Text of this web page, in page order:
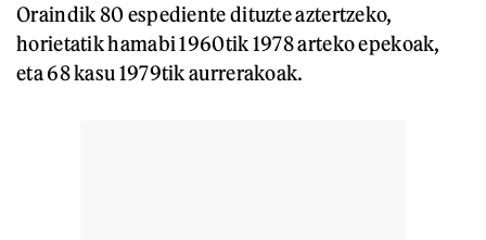
Oraindik 80 espediente dituzte aztertzeko,
horietatik hamabi 1960tik 1978 arteko epekoak,
eta 68 kasu 1979tik aurrerakoak.